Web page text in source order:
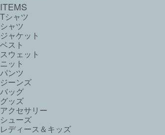
ITEMS
Tシャツ
シャツ
ジャケット
ベスト
スウェット
ニット
パンツ
ジーンズ
バッグ
グッズ
アクセサリー
シューズ
レディース＆キッズ